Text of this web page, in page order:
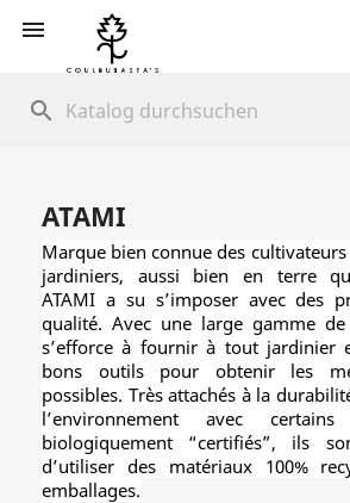

search
ATAMI
Marque bien connue des
jardiniers, aussi bien en terre
ATAMI a su s’imposer avec des
qualité. Avec une large gamme
s’efforce à fournir à tout jardinier
bons outils pour obtenir les
possibles. Très attachés à la
l’environnement avec
biologiquement “certifiés”, ils
d’utiliser des matériaux 100%
emballages.